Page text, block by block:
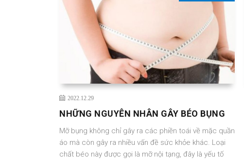
2022.12.29
NHỮNG NGUYÊN NHÂN GÂY BÉO BỤNG
Mỡ bụng không chỉ gây ra các phiền toái về mặc quần
áo mà còn gây ra nhiều vấn đề sức khỏe khác. Loại
chất béo này được gọi là mỡ nội tạng, đây là yếu tố